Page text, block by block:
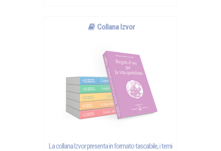
Collana Izvor
La collana Izvor presenta in formato tascabile, i temi